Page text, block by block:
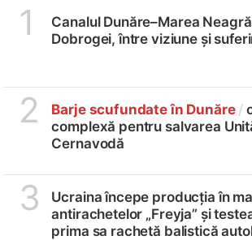
1
Canalul Dunăre–Marea
Dobrogei, între viziune și
2 Barje scufundate în Dunăre /
complexă pentru salvarea
Cernavodă
3
Ucraina începe producția în
antirachetelor „Freyja” și
prima sa rachetă balistică